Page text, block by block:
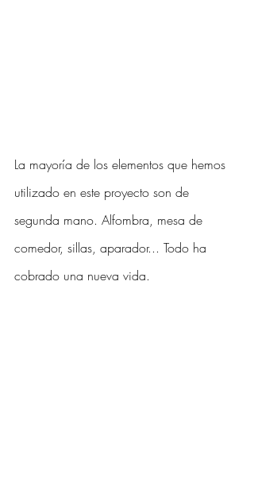
La mayoría de los elementos que hemos
utilizado en este proyecto son de
segunda mano. Alfombra, mesa de
comedor, sillas, aparador... Todo ha
cobrado una nueva vida.